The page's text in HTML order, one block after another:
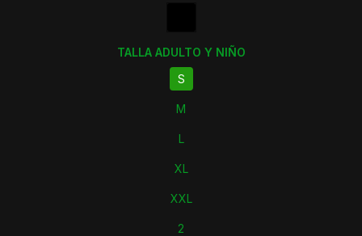
TALLA ADULTO Y NIÑO
S
M
L
XL
XXL
2